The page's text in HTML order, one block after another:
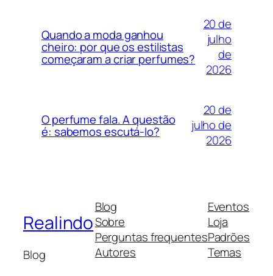
Quando a moda ganhou
cheiro: por que os estilistas
começaram a criar perfumes?
20 de
julho
de
2026
O perfume fala. A questão
é: sabemos escutá-lo?
20 de
julho de
2026
Realindo
Blog
Blog
Sobre
Perguntas frequentes
Autores
Eventos
Loja
Padrões
Temas